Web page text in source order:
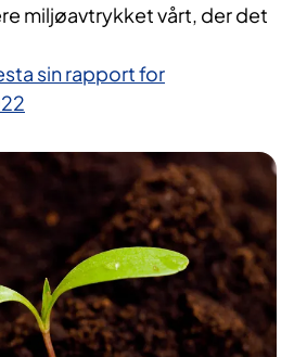
miljøavtrykket vårt, der det
sin rapport for